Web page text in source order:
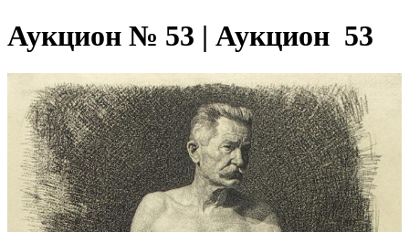
Аукцион № 53 | Аукцион 53